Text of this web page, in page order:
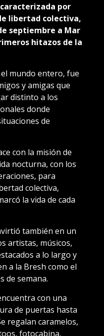
por
libertad colectiva,
septiembre a Mar
hitazos de la
mundo entero, fue
y amigas que
distinto a los
donde
de
con la misión de
nocturna, con los
para
colectiva,
la vida de cada
también en un
artistas, músicos,
a lo largo y
a la Bresh como el
de semana.
con una
de puertas hasta
regalan caramelos,
fotocabina,